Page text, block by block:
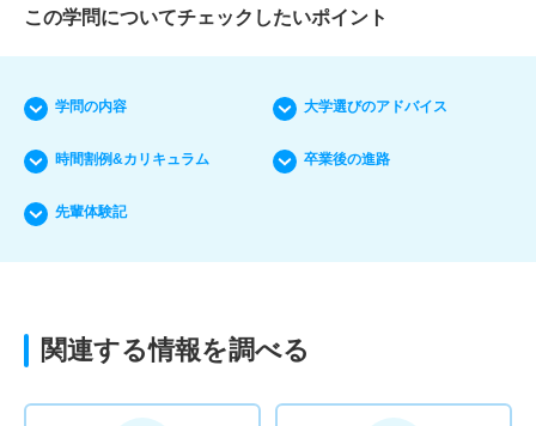
この学問についてチェックしたいポイント
学問の内容 大学選びのアドバイス
時間割例&カリキュラム 卒業後の進路
先輩体験記
関連する情報を調べる